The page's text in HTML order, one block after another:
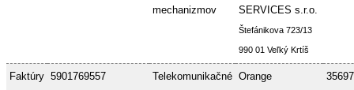
mechanizmov
SERVICES s.r.o.
Štefánikova 723/13
990 01 Veľký Krtíš
Faktúry 5901769557
Telekomunikačné Orange